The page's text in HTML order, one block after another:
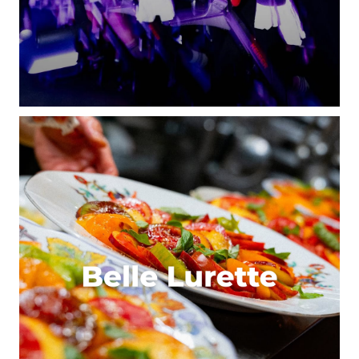
Quelqu’un a testé le College Hôtel ? La salle de
classe 1950 semble idéale pour un dimanche matin…
Mon favori reste « Neo », angle rues de la Bourse et
Bas d’Argent : fun et coloré, « healthy food »
copieuse et savoureuse, et toute l’équipe a le
Répondre
Je suis plus fan de City Bagels que de Best Bagels,
c’est meilleur et le personnel et beaucoup plus
sympathique…
Qyrool
28 janvier 2010 à 8 h 24 min
Répondre
Ah non, Pierre, c’est pas vrai !!! Le Best Bagels,
Camille d'Essayage
28 janvier 2010 à 9 h 18 min